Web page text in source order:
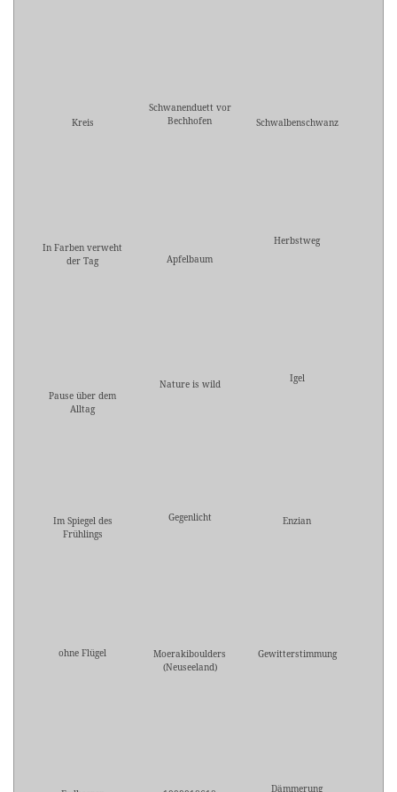
Kreis
Schwanenduett vor
Bechhofen
Schwalbenschwanz
In Farben verweht
der Tag
Apfelbaum
Herbstweg
Pause über dem
Alltag
Nature is wild Igel
Im Spiegel des
Frühlings
Gegenlicht Enzian
ohne Flügel
Moerakiboulders
(Neuseeland)
Gewitterstimmung
Dämmerung